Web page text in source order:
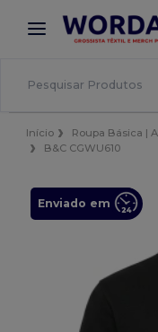
× App
Melhores preços
Início Roupa Básica |
B&C CGWU610
Enviado em